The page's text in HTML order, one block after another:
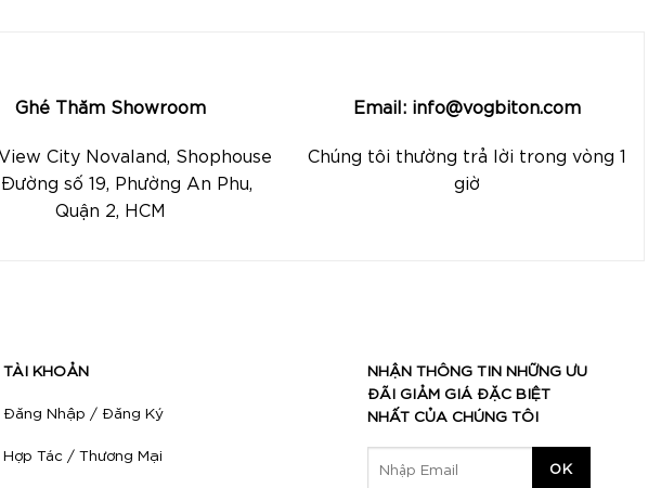
Ghé Thăm Showroom
City Novaland, Shophouse
Đường số 19, Phường An Phu,
Quận 2, HCM
Email: info@vogbiton.com
Chúng tôi thường trả lời trong vòng 1
giờ
TÀI KHOẢN
Đăng Nhập / Đăng Ký
Hợp Tác / Thương Mại
NHẬN THÔNG TIN NHỮNG ƯU
ĐÃI GIẢM GIÁ ĐẶC BIỆT
NHẤT CỦA CHÚNG TÔI